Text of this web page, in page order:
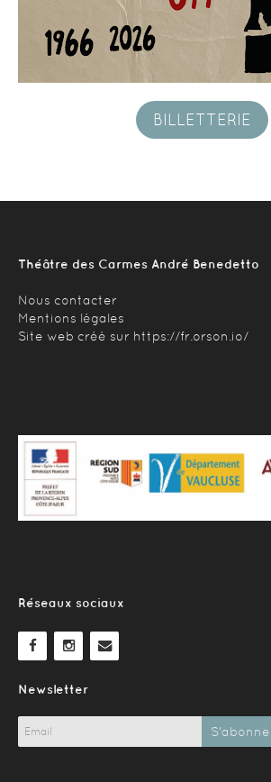
INFOS PRATIQUES
PROGRAMMATIONS PASSÉES
BILLETTERIE
Théâtre des Carmes André Benedetto
Nous contacter
Mentions légales
Site web créé sur https://fr.orson.io/
Réseaux sociaux
Newsletter